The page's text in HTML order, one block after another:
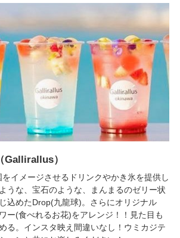
Gallirallus）
イメージさせるドリンクやかき氷を提供し
うな、宝石のような、まんまるのゼリー状
込めたDrop(九龍球)。さらにオリジナル
ー(食べれるお花)をアレンジ！！見た目も
る。インスタ映え間違いなし！ウミカジテ